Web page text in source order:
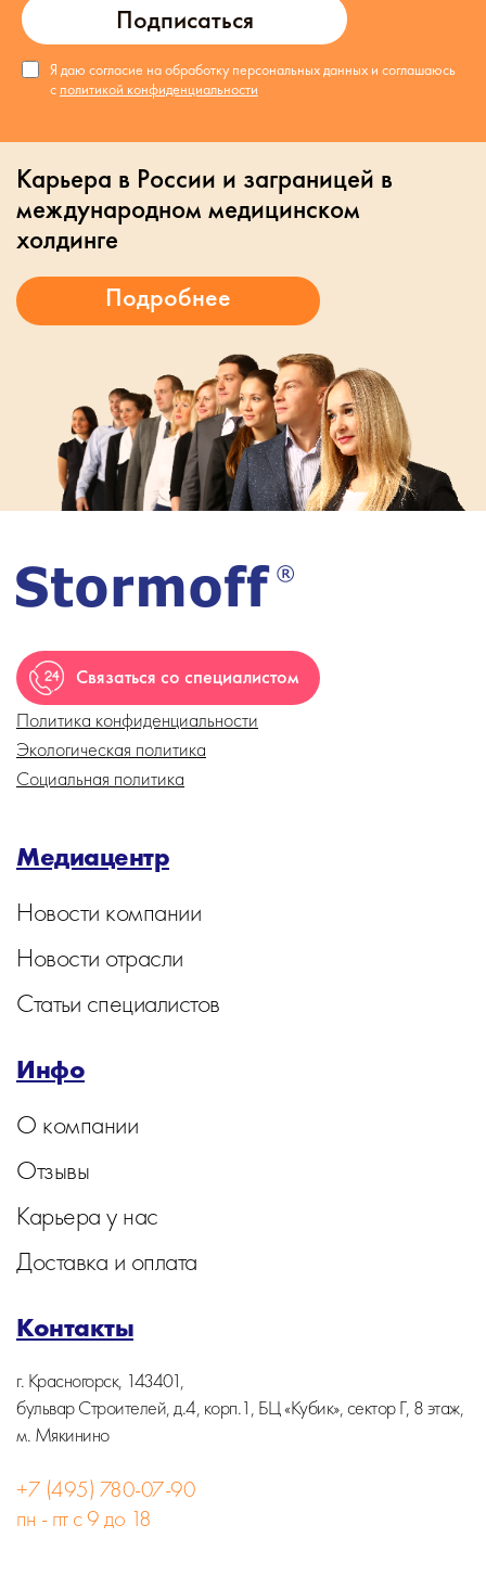
Подписаться
Я даю согласие на обработку персональных данных и соглашаюсь
с политикой конфиденциальности
Карьера в России и заграницей в
международном медицинском
холдинге
Связаться со специалистом
Политика конфиденциальности
Экологическая политика
Социальная политика
Медиацентр
Новости компании
Новости отрасли
Статьи специалистов
Инфо
О компании
Отзывы
Карьера у нас
Доставка и оплата
Контакты
г. Красногорск, 143401,
бульвар Строителей, д.4, корп.1, БЦ «Кубик», сектор Г, 8 этаж,
м. Мякинино
+7 (495) 780-07-90
пн - пт с 9 до 18